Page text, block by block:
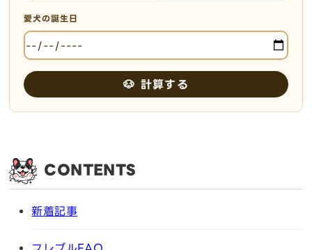
愛犬の誕生日
🐶 計算する
CONTENTS
新着記事